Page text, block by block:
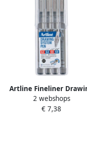
Artline Fineliner
System etui van 4 stuks:
0 4 0 6 en 0 8 mm
2 webshops
€ 7,38